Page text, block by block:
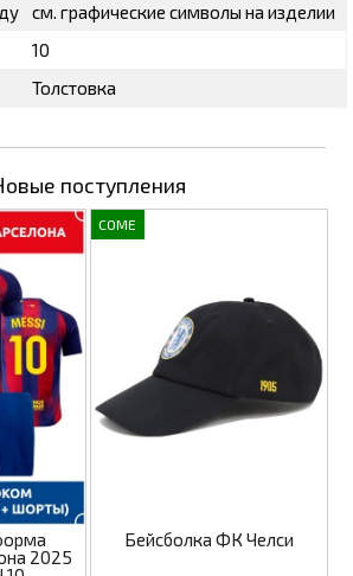
см. графические символы на изделии
10
Толстовка
поступления
2025
COME
Бейсболка ФК Челси